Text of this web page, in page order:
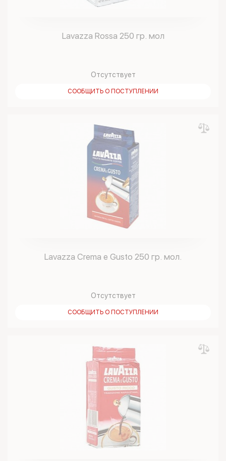
Lavazza Rossa 250 гр. мол
Отсутствует
СООБЩИТЬ О ПОСТУПЛЕНИИ
Lavazza Crema e Gusto 250 гр. мол.
Отсутствует
СООБЩИТЬ О ПОСТУПЛЕНИИ